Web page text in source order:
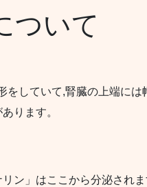
ついて
をしていて,腎臓の上端に
ります。
ン」はここから分泌されま